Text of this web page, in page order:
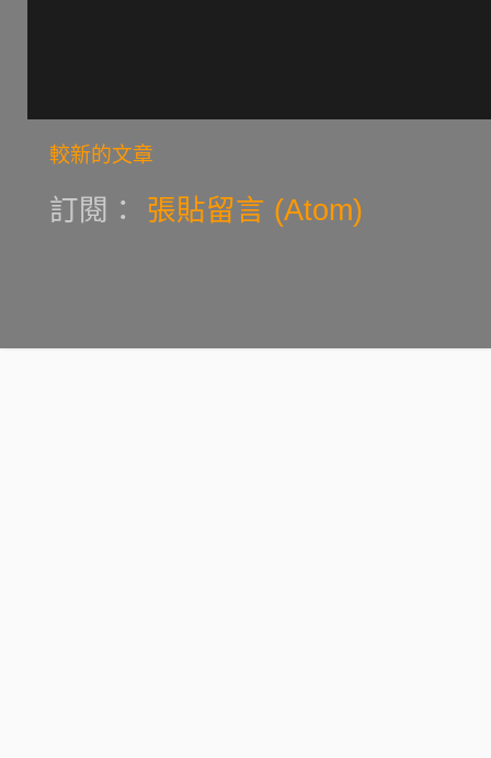
較新的文章
訂閱： 張貼留言 (Atom)